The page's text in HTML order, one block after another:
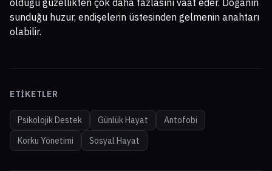
olduğu güzellikten çok daha fazlasını vaat eder. Doğanın
sunduğu huzur, endişelerin üstesinden gelmenin anahtarı
olabilir.
ETIKETLER
Psikolojik Destek Günlük Hayat
Antofobi
Korku Yönetimi
Sosyal Hayat